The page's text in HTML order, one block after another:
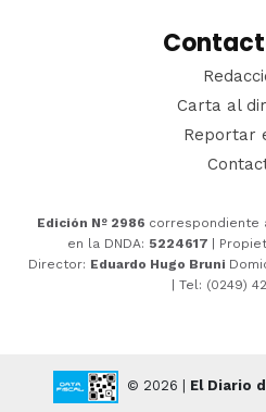
Carta al
Reportar
Edición Nº 2986 correspondiente
en la DNDA: 5224617 |
Director: Eduardo Hugo Bruni
| Tel: (0249)
© 2026 | El Diario